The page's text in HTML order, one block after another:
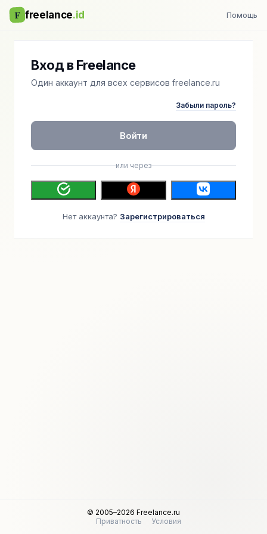
F freelance.id Помощь
Вход в Freelance
Один аккаунт для всех сервисов freelance.ru
Забыли пароль?
Войти
или через
Нет аккаунта? Зарегистрироваться
© 2005–2026 Freelance.ru
Приватность
Условия